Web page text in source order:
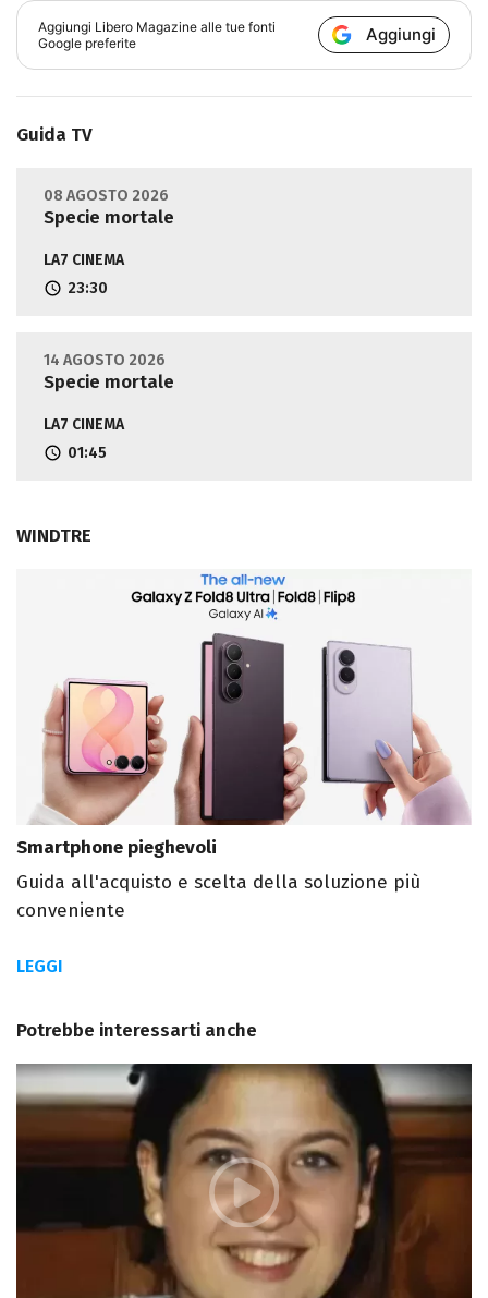
Aggiungi Libero Magazine alle tue fonti
Google preferite
Aggiungi
Guida TV
08 AGOSTO 2026
Specie mortale
LA7 CINEMA
23:30
14 AGOSTO 2026
Specie mortale
LA7 CINEMA
01:45
WINDTRE
Smartphone pieghevoli
Guida all'acquisto e scelta della soluzione più
conveniente
LEGGI
Potrebbe interessarti anche